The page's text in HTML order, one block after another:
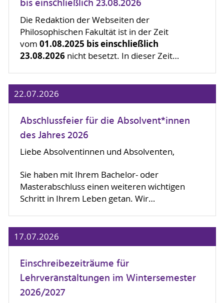
bis einschließlich 23.08.2026
Die Redaktion der Webseiten der
Philosophischen Fakultät ist in der Zeit
vom 01.08.2025 bis einschließlich
23.08.2026nicht besetzt. In dieser Zeit…
22.07.2026
Abschlussfeier für die Absolvent*innen
des Jahres 2026
Liebe Absolventinnen und Absolventen,
Sie haben mit Ihrem Bachelor- oder
Masterabschluss einen weiteren wichtigen
Schritt in Ihrem Leben getan. Wir…
17.07.2026
Einschreibezeiträume für
Lehrveranstaltungen im Wintersemester
2026/2027